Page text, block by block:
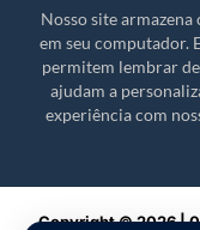
Nosso site armazena
em seu computador.
permitem lembrar
ajudam a
experiência com
Copyright © 2026 |